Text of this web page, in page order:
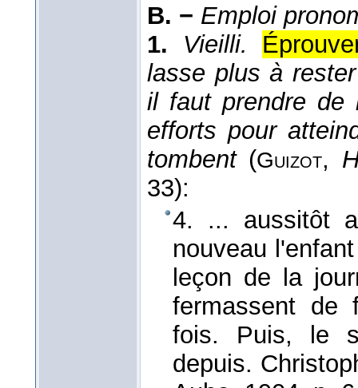
B. − Emploi
1.
Vieilli.
lasse plus à
il faut prendre de
efforts pour
tombent (Guizot,
33):
4. ... aussitôt
nouveau
leçon de la
fermassent de
fois. Puis, le
depuis.